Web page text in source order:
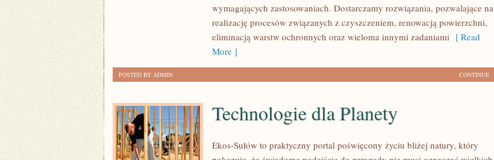
wymagających zastosowaniach. Dostarczamy rozwiązania, pozwalające na
realizację procesów związanych z czyszczeniem, renowacją powierzchni,
eliminacją warstw ochronnych oraz wieloma innymi zadaniami [ Read
More ]
CONTINUE
POSTED BY ADMIN
Technologie dla Planety
Ekos-Sułów to praktyczny portal poświęcony życiu bliżej natury, który